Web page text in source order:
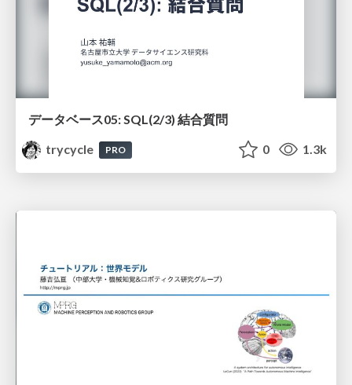
データベース05: SQL(2/3) 結合質問
trycycle
PRO 0 1.3k